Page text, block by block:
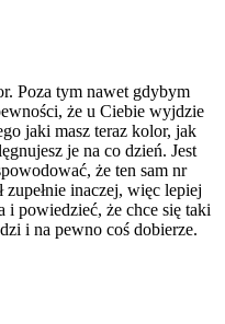
Poza tym nawet gdybym
że u Ciebie wyjdzie
jaki masz teraz kolor, jak
je na co dzień. Jest
że ten sam nr
inaczej, więc lepiej
i powiedzieć, że chce się taki
i na pewno coś dobierze.